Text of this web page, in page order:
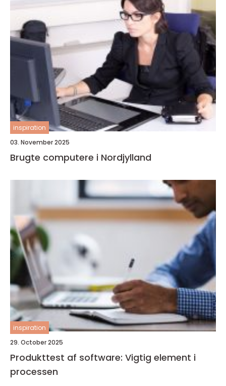
inspiration
03. November 2025
Brugte computere i Nordjylland
inspiration
29. October 2025
Produkttest af software: Vigtig element i
processen